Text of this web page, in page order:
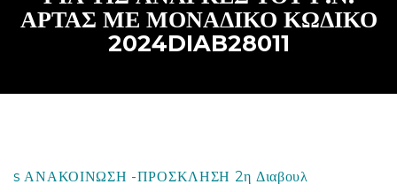
ΑΡΤΑΣ ΜΕ ΜΟΝΑΔΙΚΌ ΚΩΔΙΚΌ
2024DIAB28011
s ΑΝΑΚΟΙΝΩΣΗ -ΠΡΟΣΚΛΗΣΗ 2η Διαβουλ